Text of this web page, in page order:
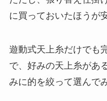
に買っておいたほうが
遊動式天上糸だけでも
で、好みの天上糸があ
みに的を絞って選んで